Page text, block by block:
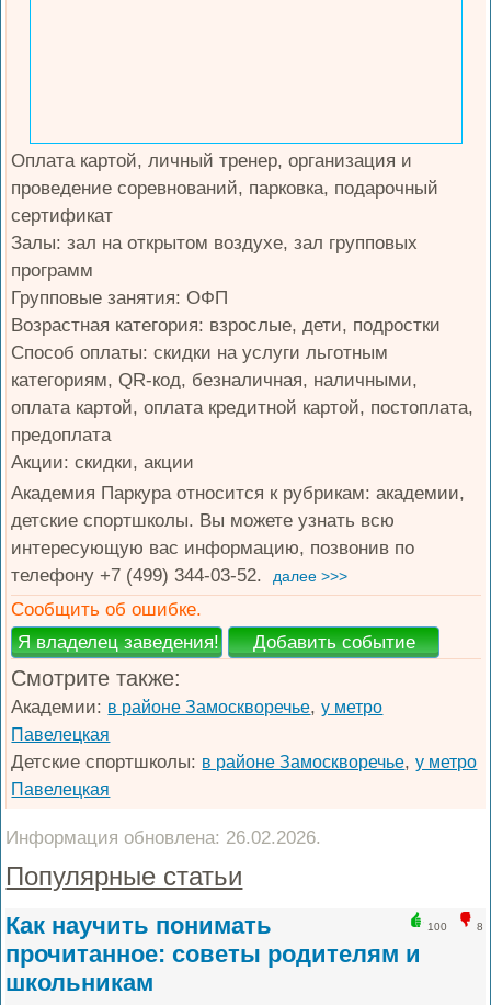
Оплата картой, личный тренер, организация и
проведение соревнований, парковка, подарочный
сертификат
Залы: зал на открытом воздухе, зал групповых
программ
Групповые занятия: ОФП
Возрастная категория: взрослые, дети, подростки
Способ оплаты: скидки на услуги льготным
категориям, QR-код, безналичная, наличными,
оплата картой, оплата кредитной картой, постоплата,
предоплата
Акции: скидки, акции
Академия Паркура относится к рубрикам: академии,
детские спортшколы. Вы можете узнать всю
интересующую вас информацию, позвонив по
телефону +7 (499) 344-03-52.
далее >>>
Сообщить об ошибке.
Смотрите также:
Академии: в районе Замоскворечье,у метро
Павелецкая
Детские спортшколы: в районе Замоскворечье,у метро
Павелецкая
Информация обновлена: 26.02.2026.
Популярные статьи
100 8
Как научить понимать
прочитанное: советы родителям и
школьникам